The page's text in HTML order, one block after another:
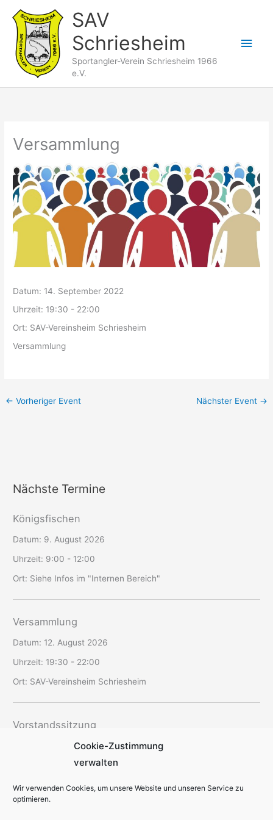
Cookie-Zustimmung
verwalten
Wir verwenden Cookies, um unsere Website und unseren Service zu
optimieren.
Inhalt
springen
SAV
Schriesheim
Sportangler-Verein Schriesheim 1966
e.V.
Versammlung
Datum: 14. September 2022
Uhrzeit: 19:30 - 22:00
Ort: SAV-Vereinsheim Schriesheim
Versammlung
← Vorheriger Event Nächster Event →
Nächste Termine
Königsfischen
Datum: 9. August 2026
Uhrzeit: 9:00 - 12:00
Ort: Siehe Infos im "Internen Bereich"
Versammlung
Datum: 12. August 2026
Uhrzeit: 19:30 - 22:00
Ort: SAV-Vereinsheim Schriesheim
Vorstandssitzung
20. August 2026
19:00 - 22:30
Ort:offen